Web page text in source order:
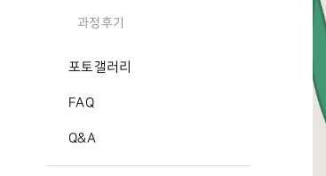
과정후기
포토갤러리
FAQ
Q&A